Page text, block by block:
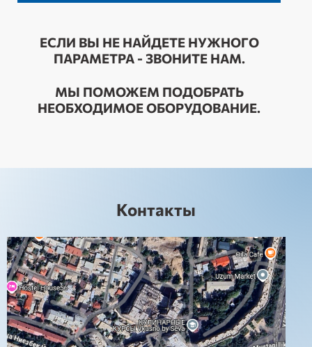
ЕСЛИ ВЫ НЕ НАЙДЕТЕ НУЖНОГО
ПАРАМЕТРА - ЗВОНИТЕ НАМ.
МЫ ПОМОЖЕМ ПОДОБРАТЬ
НЕОБХОДИМОЕ ОБОРУДОВАНИЕ.
Контакты